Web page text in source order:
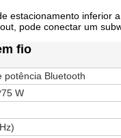
estacionamento inferior a
pode conectar um
fio
potência Bluetooth
W